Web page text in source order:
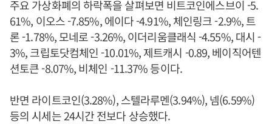
주요 가상화폐의 하락폭을 살펴보면 비트코인에스브이 -5.
61%, 이오스 -7.85%, 에이다 -4.91%, 체인링크 -2.9%, 트
론 -1.78%, 모네로 -3.26%, 이더리움클래식 -4.55%, 대시 -
3%, 크립토닷컴체인 -10.01%, 제트캐시 -0.89, 베이직어텐
션토큰 -8.07%, 비체인 -11.37% 등이다.
반면 라이트코인(3.28%), 스텔라루멘(3.94%), 넴(6.59%)
등의 시세는 24시간 전보다 상승했다.